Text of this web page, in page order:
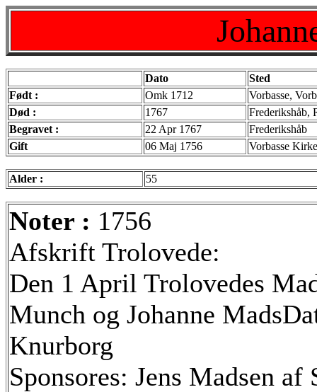
Dato
Sted
Født :
Omk 1712
Vorbasse,
Død :
1767
Frederikshåb,
Begravet :
22 Apr 1767
Frederikshåb
Gift
06 Maj 1756 Vorbasse Kirke
Alder : 55
Noter : 1756
Afskrift Trolovede:
Den 1 April Trolovedes
Munch og Johanne
Knurborg
Sponsores: Jens Madsen af